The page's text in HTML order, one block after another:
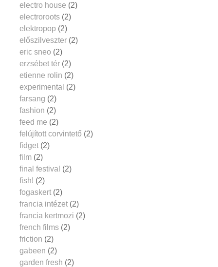
electro house (2)
electroroots (2)
elektropop (2)
előszilveszter (2)
eric sneo (2)
erzsébet tér (2)
etienne rolin (2)
experimental (2)
farsang (2)
fashion (2)
feed me (2)
felújított corvintető (2)
fidget (2)
film (2)
final festival (2)
fish! (2)
fogaskert (2)
francia intézet (2)
francia kertmozi (2)
french films (2)
friction (2)
gabeen (2)
garden fresh (2)